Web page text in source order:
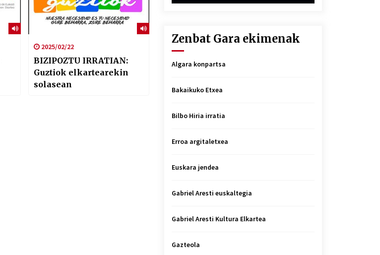
2025/02/22
BIZIPOZTU IRRATIAN:
Guztiok elkartearekin
solasean
Zenbat Gara ekimenak
Algara konpartsa
Bakaikuko Etxea
Bilbo Hiria irratia
Erroa argitaletxea
Euskara jendea
Gabriel Aresti euskaltegia
Gabriel Aresti Kultura Elkartea
Gazteola